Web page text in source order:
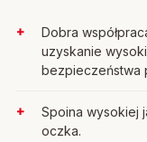
Dobra
uzyskanie
bezpieczeństwa
Spoina wysokiej
oczka.